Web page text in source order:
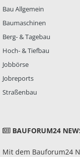
Bau Allgemein
Baumaschinen
Berg- & Tagebau
Hoch- & Tiefbau
Jobbörse
Jobreports
Straßenbau
BAUFORUM24
Mit dem Bauforum24